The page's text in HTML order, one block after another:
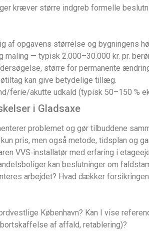
kræver større indgreb formelle
af opgavens størrelse og bygningens
maling — typisk 2.000–30.000 kr. pr.
større for permanente
kan give betydelige tillæg.
ferie/akutte udkald (typisk 50–150 %
i Gladsaxe
problemet og gør tilbuddene
pris, men også metode, tidsplan og
VVS‑installatør med erfaring i
kan beslutninger om
arbejdet? Hvad dækker
København? Kan I vise
af affald, retablering)?